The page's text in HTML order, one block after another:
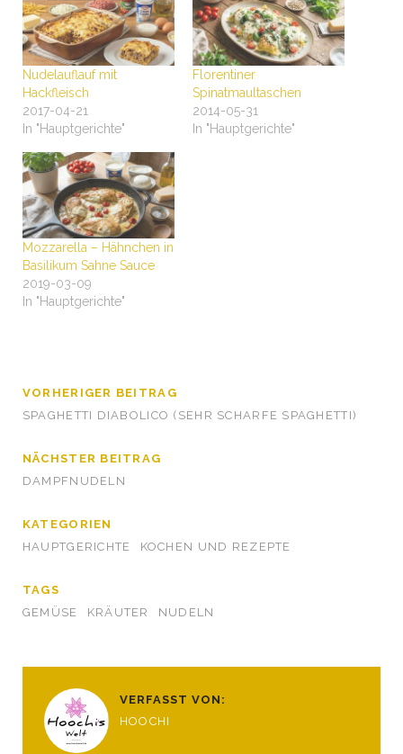
Nudelauflauf mit
Hackfleisch
2017-04-21
In "Hauptgerichte"
Florentiner
Spinatmaultaschen
2014-05-31
In "Hauptgerichte"
Mozzarella – Hähnchen in
Basilikum Sahne Sauce
2019-03-09
In "Hauptgerichte"
VORHERIGER BEITRAG
SPAGHETTI DIABOLICO (SEHR SCHARFE SPAGHETTI)
NÄCHSTER BEITRAG
DAMPFNUDELN
KATEGORIEN
HAUPTGERICHTE
KOCHEN UND REZEPTE
TAGS
GEMÜSE
KRÄUTER NUDELN
VERFASST VON:
HOOCHI